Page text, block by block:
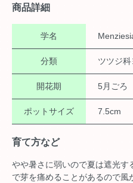
商品詳細
学名
分類 ツツジ
開花期 5月ごろ
ポットサイズ 7.5cm
育て方など
やや暑さに弱いので夏は遮光
で芽を痛めることがあるので風